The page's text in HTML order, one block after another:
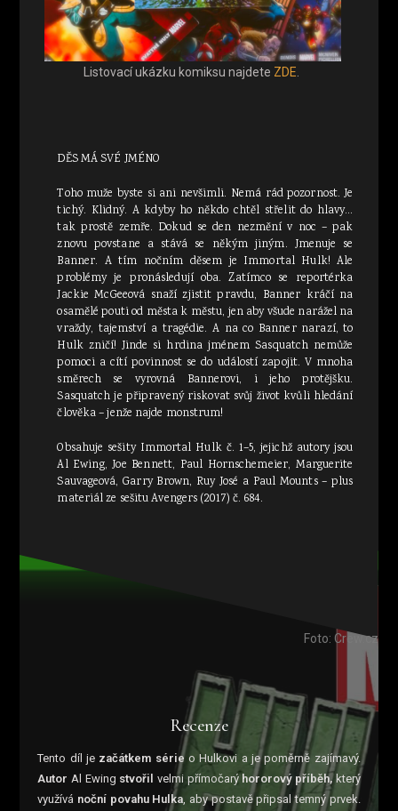
Listovací ukázku komiksu najdete ZDE.
DĚS MÁ SVÉ JMÉNO
Toho muže byste si ani nevšimli. Nemá rád pozornost. Je
tichý. Klidný. A kdyby ho někdo chtěl střelit do hlavy…
tak prostě zemře. Dokud se den nezmění v noc – pak
znovu povstane a stává se někým jiným. Jmenuje se
Banner. A tím nočním děsem je Immortal Hulk! Ale
problémy je pronásledují oba. Zatímco se reportérka
Jackie McGeeová snaží zjistit pravdu, Banner kráčí na
osamělé pouti od města k městu, jen aby všude narážel na
vraždy, tajemství a tragédie. A na co Banner narazí, to
Hulk zničí! Jinde si hrdina jménem Sasquatch nemůže
pomoci a cítí povinnost se do událostí zapojit. V mnoha
směrech se vyrovná Bannerovi, i jeho protějšku.
Sasquatch je připravený riskovat svůj život kvůli hledání
člověka – jenže najde monstrum!
Obsahuje sešity Immortal Hulk č. 1–5, jejichž autory jsou
Al Ewing, Joe Bennett, Paul Hornschemeier, Marguerite
Sauvageová, Garry Brown, Ruy José a Paul Mounts – plus
materiál ze sešitu Avengers (2017) č. 684.
Foto: Crew.cz
Recenze
Tento díl je začátkem sérieo Hulkovi a je poměrně zajímavý.
Autor Al Ewing stvořil velmi přímočarýhororový příběh,který
využívá noční povahu Hulka, aby postavě připsal temný prvek.